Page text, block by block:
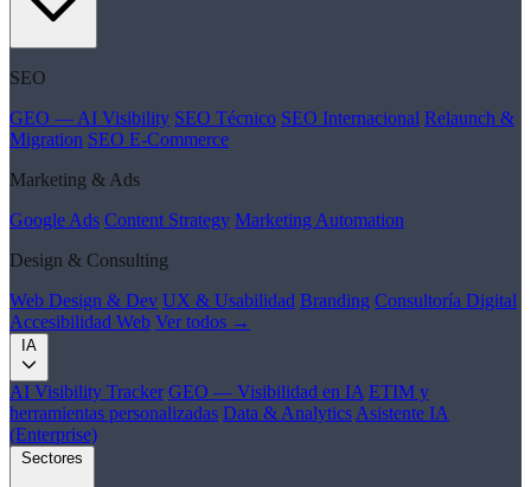
SEO
GEO — AI Visibility SEO Técnico SEO Internacional Relaunch &
Migration SEO E-Commerce
Marketing & Ads
Google Ads Content Strategy Marketing Automation
Design & Consulting
Web Design & Dev UX & Usabilidad Branding Consultoría Digital
Accesibilidad Web Ver todos →
IA
AI Visibility Tracker GEO — Visibilidad en IA ETIM y
herramientas personalizadas Data & Analytics Asistente IA
(Enterprise)
Sectores